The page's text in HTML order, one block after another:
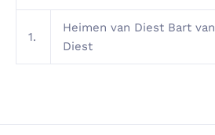
1.
Heimen van Diest Bart van
Diest